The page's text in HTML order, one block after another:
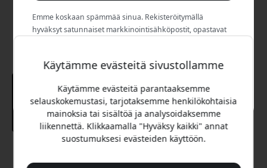
Käytämme evästeitä sivustollamme
Käytämme evästeitä parantaaksemme
selauskokemustasi, tarjotaksemme henkilökohtaisia
mainoksia tai sisältöä ja analysoidaksemme
liikennettä. Klikkaamalla "Hyväksy kaikki" annat
suostumuksesi evästeiden käyttöön.
Emme koskaan spämmää sinua. Rekisteröitymällä
hyväksyt satunnaiset markkinointisähköpostit, opastavat
Ei, maksan mieluummin täyden hinnan.